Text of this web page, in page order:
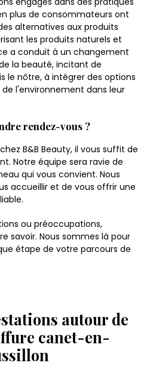
plus de consommateurs ont
alternatives aux produits
les produits naturels et
a conduit à un changement
la beauté, incitant de
le nôtre, à intégrer des options
l'environnement dans leur
rendez-vous ?
B&B Beauty, il vous suffit de
Notre équipe sera ravie de
qui vous convient. Nous
accueillir et de vous offrir une
ou préoccupations,
savoir. Nous sommes là pour
étape de votre parcours de
autour de
canet-en-